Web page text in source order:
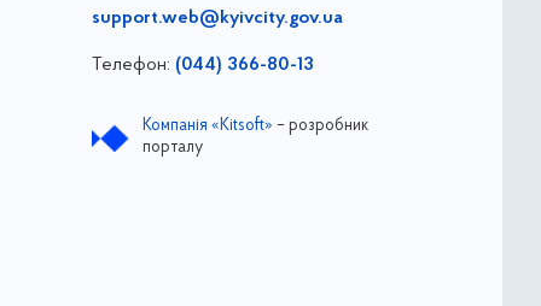
support.web@kyivcity.gov.ua
Телефон: (044) 366-80-13
Компанія «Kitsoft» – розробник
порталу